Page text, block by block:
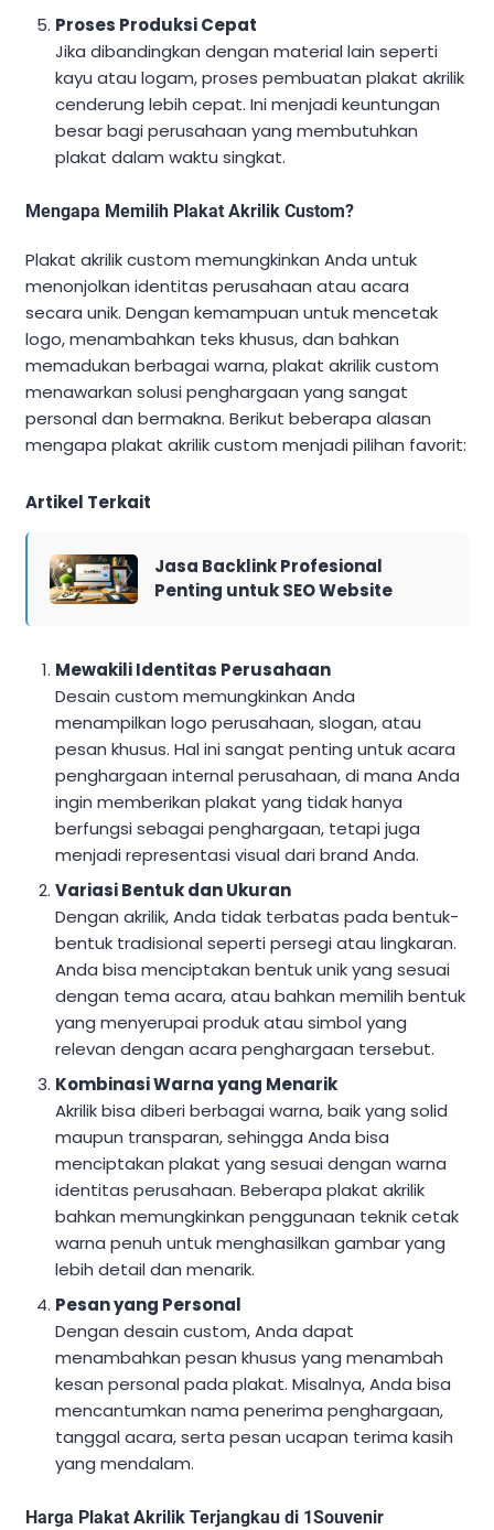
Proses Produksi Cepat
Jika dibandingkan dengan material lain seperti
kayu atau logam, proses pembuatan plakat akrilik
cenderung lebih cepat. Ini menjadi keuntungan
besar bagi perusahaan yang membutuhkan
plakat dalam waktu singkat.
Mengapa Memilih Plakat Akrilik Custom?
Plakat akrilik custom memungkinkan Anda untuk
menonjolkan identitas perusahaan atau acara
secara unik. Dengan kemampuan untuk mencetak
logo, menambahkan teks khusus, dan bahkan
memadukan berbagai warna, plakat akrilik custom
menawarkan solusi penghargaan yang sangat
personal dan bermakna. Berikut beberapa alasan
mengapa plakat akrilik custom menjadi pilihan favorit:
Artikel Terkait
Jasa Backlink Profesional
Penting untuk SEO Website
Mewakili Identitas Perusahaan
Desain custom memungkinkan Anda
menampilkan logo perusahaan, slogan, atau
pesan khusus. Hal ini sangat penting untuk acara
penghargaan internal perusahaan, di mana Anda
ingin memberikan plakat yang tidak hanya
berfungsi sebagai penghargaan, tetapi juga
menjadi representasi visual dari brand Anda.
Variasi Bentuk dan Ukuran
Dengan akrilik, Anda tidak terbatas pada bentuk-
bentuk tradisional seperti persegi atau lingkaran.
Anda bisa menciptakan bentuk unik yang sesuai
dengan tema acara, atau bahkan memilih bentuk
yang menyerupai produk atau simbol yang
relevan dengan acara penghargaan tersebut.
Kombinasi Warna yang Menarik
Akrilik bisa diberi berbagai warna, baik yang solid
maupun transparan, sehingga Anda bisa
menciptakan plakat yang sesuai dengan warna
identitas perusahaan. Beberapa plakat akrilik
bahkan memungkinkan penggunaan teknik cetak
warna penuh untuk menghasilkan gambar yang
lebih detail dan menarik.
Pesan yang Personal
Dengan desain custom, Anda dapat
menambahkan pesan khusus yang menambah
kesan personal pada plakat. Misalnya, Anda bisa
mencantumkan nama penerima penghargaan,
tanggal acara, serta pesan ucapan terima kasih
yang mendalam.
Harga Plakat Akrilik Terjangkau di 1Souvenir